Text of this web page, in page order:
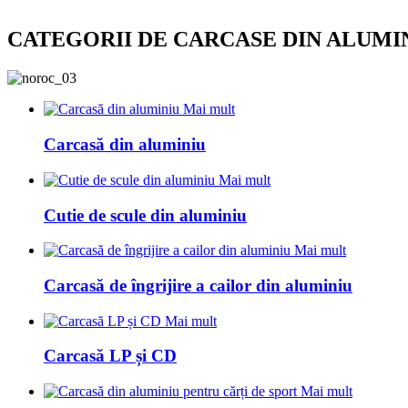
CATEGORII DE CARCASE DIN
Mai mult
Carcasă din aluminiu
Mai mult
Cutie de scule din aluminiu
Mai mult
Carcasă de îngrijire a cailor din aluminiu
Mai mult
Carcasă LP și CD
Mai mult